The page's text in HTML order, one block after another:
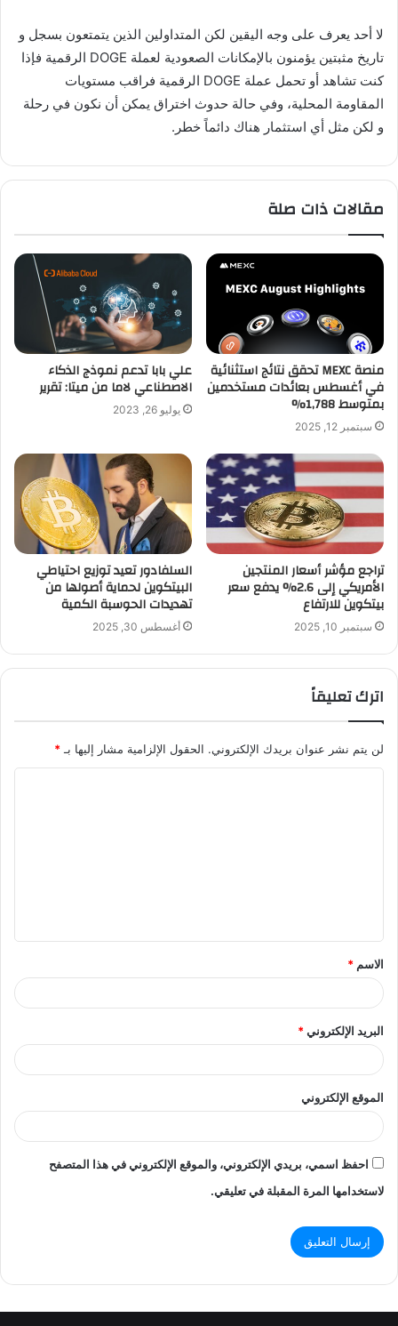
لا أحد يعرف على وجه اليقين لكن المتداولين الذين يتمتعون بسجل و
تاريخ مثبتين يؤمنون بالإمكانات الصعودية لعملة DOGE الرقمية فإذا
كنت تشاهد أو تحمل عملة DOGE الرقمية فراقب مستويات
المقاومة المحلية، وفي حالة حدوث اختراق يمكن أن نكون في رحلة
و لكن مثل أي استثمار هناك دائماً خطر.
مقالات ذات صلة
منصة MEXC تحقق نتائج استثنائية
في أغسطس بعائدات مستخدمين
بمتوسط 1,788%
سبتمبر 12, 2025
علي بابا تدعم نموذج الذكاء
الاصطناعي لاما من ميتا: تقرير
يوليو 26, 2023
تراجع مؤشر أسعار المنتجين
الأمريكي إلى 2.6% يدفع سعر
بيتكوين للارتفاع
سبتمبر 10, 2025
السلفادور تعيد توزيع احتياطي
البيتكوين لحماية أصولها من
تهديدات الحوسبة الكمية
أغسطس 30, 2025
اترك تعليقاً
لن يتم نشر عنوان بريدك الإلكتروني. الحقول الإلزامية مشار إليها بـ *
ق
*
الاسم *
البريد الإلكتروني*
الموقع الإلكتروني
احفظ اسمي، بريدي الإلكتروني، والموقع الإلكتروني في هذا المتصفح
لاستخدامها المرة المقبلة في تعليقي.